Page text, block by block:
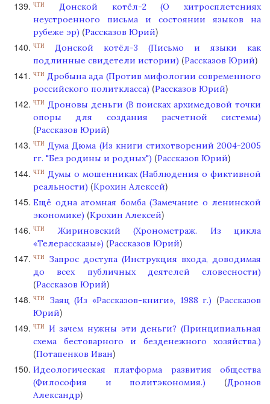
ЧТИ
Донской котёл-2 (О хитросплетениях
неустроенного письма и состоянии языков на
рубеже эр) (Рассказов Юрий)
ЧТИ
Донской котёл-3 (Письмо и языки как
подлинные свидетели истории) (Рассказов Юрий)
ЧТИ Дробына ада (Против мифологии современного
российского политкласса) (Рассказов Юрий)
ЧТИ Дроновы деньги (В поисках архимедовой точки
опоры для создания расчетной системы)
(Рассказов Юрий)
ЧТИ
Дума Дюма (Из книги стихотворений 2004-2005
гг. "Без родины и родных") (Рассказов Юрий)
ЧТИ Думы о мошенниках (Наблюдения о фиктивной
реальности) (Крохин Алексей)
Ещё одна атомная бомба (Замечание о ленинской
экономике) (Крохин Алексей)
ЧТИ
Жириновский (Хронометраж. Из цикла
«Телерассказы») (Рассказов Юрий)
ЧТИ
Запрос доступа (Инструкция входа, доводимая
до всех публичных деятелей словесности)
(Рассказов Юрий)
ЧТИ Заяц (Из «Рассказов-книги», 1988 г.) (Рассказов
Юрий)
ЧТИ
И зачем нужны эти деньги? (Принципиальная
схема бестоварного и безденежного хозяйства.)
(Потапенков Иван)
Идеологическая платформа развития общества
(Философия и политэкономия.)
(Дронов
Александр)